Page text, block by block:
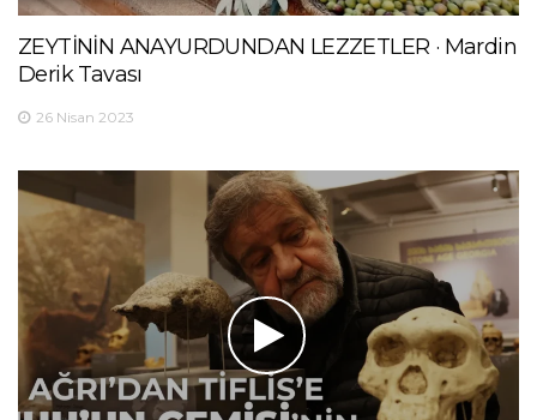
ZEYTİNİN ANAYURDUNDAN LEZZETLER · Mardin
Derik Tavası
26 Nisan 2023